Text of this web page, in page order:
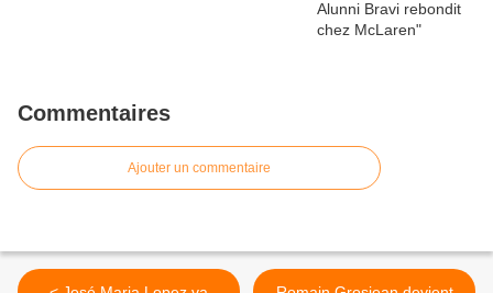
Commentaires
Ajouter un commentaire